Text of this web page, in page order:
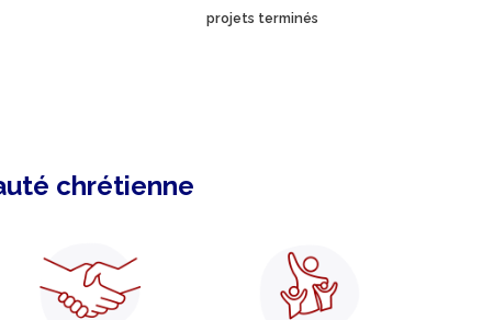
projets terminés
chrétienne